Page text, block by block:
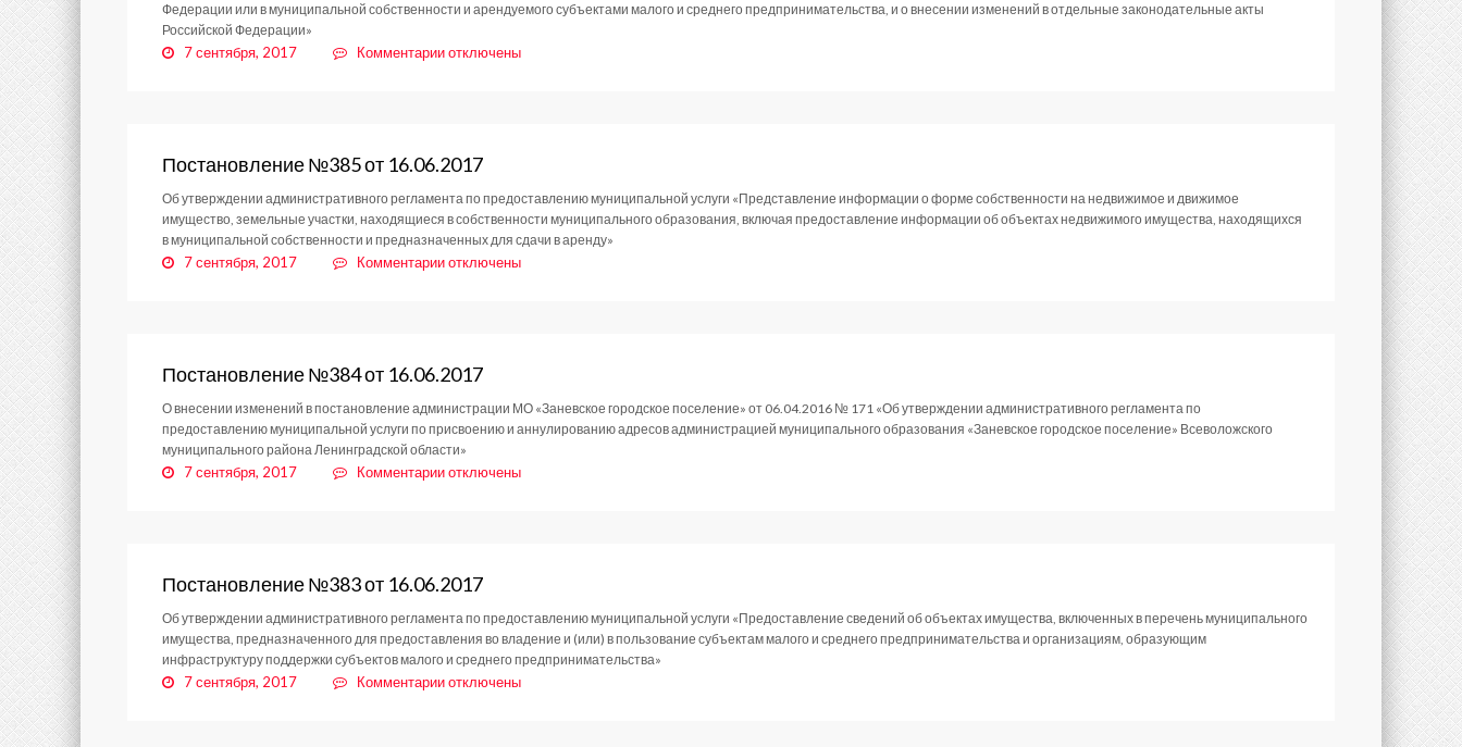
Федерации или в муниципальной собственности и арендуемого субъектами малого и среднего предпринимательства, и о внесении изменений в отдельные законодательные акты
Российской Федерации»
7 сентября, 2017 Комментариик
16.06.2017
отключены
Постановление №385 от 16.06.2017
Об утверждении административного регламента по предоставлению муниципальной услуги «Представление информации о форме собственности на недвижимое и движимое
имущество, земельные участки, находящиеся в собственности муниципального образования, включая предоставление информации об объектах недвижимого имущества, находящихся
в муниципальной собственности и предназначенных для сдачи в аренду»
7 сентября, 2017 Комментариик
16.06.2017
отключены
Постановление №384 от 16.06.2017
О внесении изменений в постановление администрации МО «Заневское городское поселение» от 06.04.2016 № 171 «Об утверждении административного регламента по
предоставлению муниципальной услуги по присвоению и аннулированию адресов администрацией муниципального образования «Заневское городское поселение» Всеволожского
муниципального района Ленинградской области»
7 сентября, 2017 Комментариик
16.06.2017
отключены
Постановление №383 от 16.06.2017
Об утверждении административного регламента по предоставлению муниципальной услуги «Предоставление сведений об объектах имущества, включенных в перечень муниципального
имущества, предназначенного для предоставления во владение и (или) в пользование субъектам малого и среднего предпринимательства и организациям, образующим
инфраструктуру поддержки субъектов малого и среднего предпринимательства»
7 сентября, 2017 Комментариикотключены